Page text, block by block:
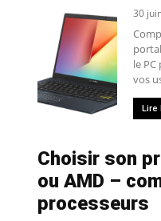
30
le
vos
Lire
Choisir son
ou AMD –
processeurs